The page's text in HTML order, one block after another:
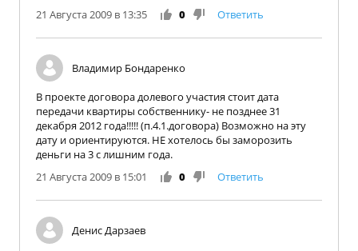
21 Августа 2009 в 13:35 0 Ответить
Владимир Бондаренко
В проекте договора долевого участия стоит дата
передачи квартиры собственнику- не позднее 31
декабря 2012 года!!!!! (п.4.1.договора) Возможно на эту
дату и ориентируются. НЕ хотелось бы заморозить
деньги на 3 с лишним года.
21 Августа 2009 в 15:01
0 Ответить
Денис Дарзаев